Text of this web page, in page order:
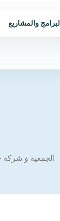
البرامج والمشاريع
الجمعية و شركة